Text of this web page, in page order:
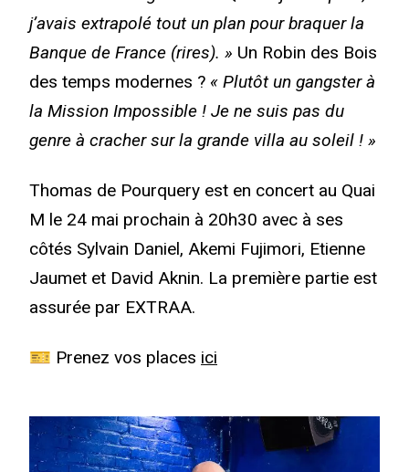
j’avais extrapolé tout un plan pour braquer la
Banque de France (rires). » Un Robin des Bois
des temps modernes ? « Plutôt un gangster à
la Mission Impossible ! Je ne suis pas du
genre à cracher sur la grande villa au soleil ! »
Thomas de Pourquery est en concert au Quai
M le 24 mai prochain à 20h30 avec à ses
côtés Sylvain Daniel, Akemi Fujimori, Etienne
Jaumet et David Aknin. La première partie est
assurée par EXTRAA.
🎫 Prenez vos places ici